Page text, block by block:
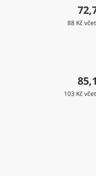
88 Kč
103 Kč